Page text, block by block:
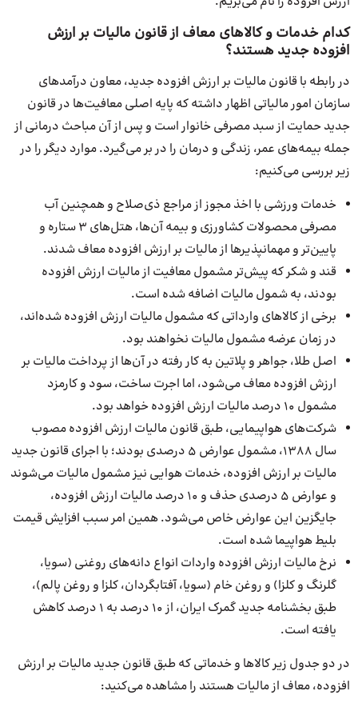
کدام خدمات و کالاهای معاف از قانون مالیات بر ارزش
افزوده جدید هستند؟
در رابطه با قانون مالیات بر ارزش افزوده جدید، معاون درآمد‌های
سازمان امور مالیاتی اظهار داشته که پایه اصلی معافیت‌ها در قانون
جدید حمایت از سبد مصرفی خانوار است و پس از آن مباحث درمانی از
جمله بیمه‌های عمر، زندگی و درمان را در بر می‌گیرد. موارد دیگر را در
زیر بررسی می‌کنیم:
خدمات ورزشی با اخذ مجوز از مراجع ذی‌صلاح و همچنین آب
مصرفی محصولات کشاورزی و بیمه آن‌ها، هتل‌های ۳ ستاره و
پایین‌تر و مهمانپذیر‌ها از مالیات بر ارزش افزوده معاف شدند.
قند و شکر که پیش‌تر مشمول معافیت از مالیات ارزش افزوده
بودند، به شمول مالیات اضافه شده است.
برخی از کالا‌های وارداتی که مشمول مالیات ارزش افزوده شده‌اند،
در زمان عرضه مشمول مالیات نخواهند بود.
اصل طلا، جواهر و پلاتین به کار رفته در آن‌ها از پرداخت مالیات بر
ارزش افزوده معاف می‌شود، اما اجرت ساخت، سود و کارمزد
مشمول 10 درصد مالیات ارزش افزوده خواهد بود.
شرکت‌های هواپیمایی، طبق قانون مالیات ارزش افزوده مصوب
سال ۱۳۸۸، مشمول عوارض ۵ درصدی بودند؛ با اجرای قانون جدید
مالیات بر ارزش افزوده، خدمات هوایی نیز مشمول مالیات می‌شوند
و عوارض ۵ درصدی حذف و 10‌ درصد مالیات ارزش افزوده،
جایگزین این عوارض خاص می‌شود. همین امر سبب افزایش قیمت
بلیط هواپیما شده است.
نرخ مالیات ارزش افزوده واردات انواع دانه‌های روغنی (سویا،
گلرنگ و کلزا) و روغن خام (سویا، آفتابگردان، کلزا و روغن پالم)،
طبق بخشنامه جدید گمرک ایران، از 10 درصد به ۱ درصد کاهش
یافته است.
در دو جدول زیر کالاها و خدماتی که طبق قانون جدید مالیات بر ارزش
افزوده، معاف از مالیات هستند را مشاهده می‌کنید: